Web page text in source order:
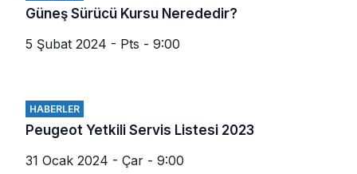
Güneş Sürücü Kursu Nerededir?
5 Şubat 2024 - Pts - 9:00
HABERLER
Peugeot Yetkili Servis Listesi 2023
31 Ocak 2024 - Çar - 9:00